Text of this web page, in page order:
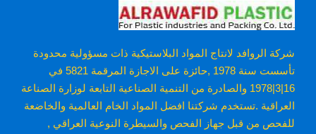
شركة الروافد لانتاج المواد البلاستيكية ذات مسؤولية محدودة
تأسست سنة 1978 ,حائزة على الاجازة المرقمة 5821 في
16|3|1978 والصادرة من التنمية الصناعية التابعة لوزارة الصناعة
العراقية .تستخدم شركتنا افضل المواد الخام العالمية والخاضعة
للفحص من قبل جهاز الفحص والسيطرة النوعية العراقي ,